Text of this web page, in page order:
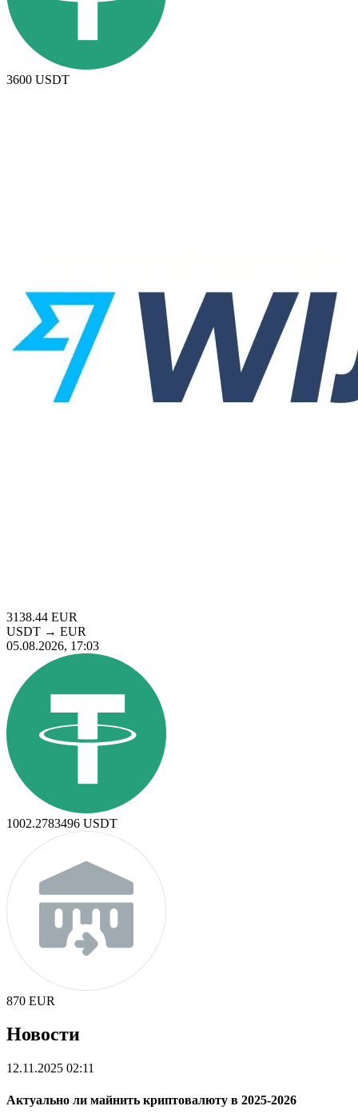
3600 USDT
3138.44 EUR
USDT → EUR
05.08.2026, 17:03
1002.2783496 USDT
870 EUR
Новости
12.11.2025 02:11
Актуально ли майнить криптовалюту в 2025-2026